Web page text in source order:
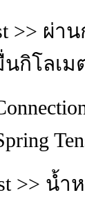
>> ผ่
กิโลเม
>> น้